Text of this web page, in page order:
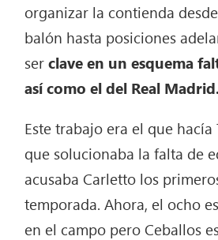
organizar la contienda
balón hasta posiciones
serclave en un esquema
así como el del Real
Este trabajo era el que hacía
que solucionaba la falta de
acusaba Carletto los
temporada. Ahora, el ocho
en el campo pero Ceballos